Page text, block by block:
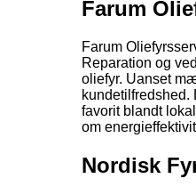
Farum
Farum
Reparation og
oliefyr. Uanset
favorit blandt
om
Nordisk